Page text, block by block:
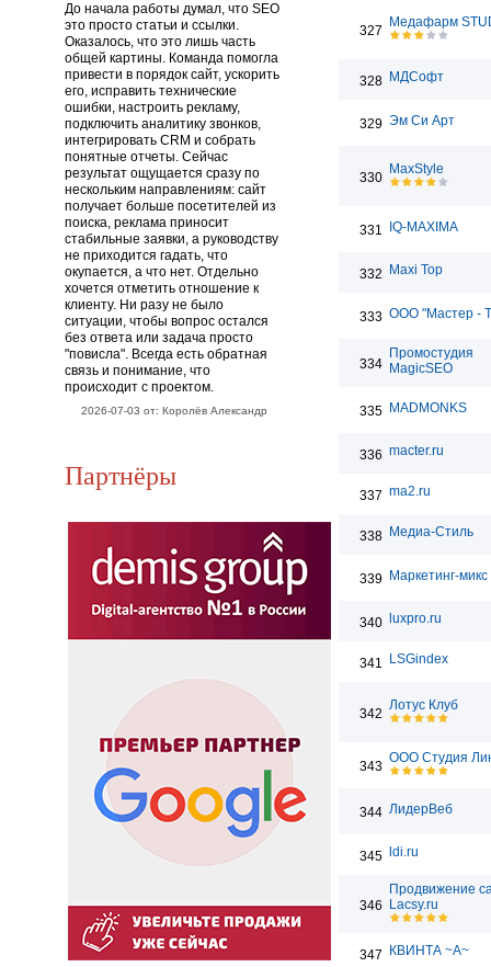
До начала работы думал, что SEO
это просто статьи и ссылки.
Оказалось, что это лишь часть
общей картины. Команда помогла
привести в порядок сайт, ускорить
его, исправить технические
ошибки, настроить рекламу,
подключить аналитику звонков,
интегрировать CRM и собрать
понятные отчеты. Сейчас
результат ощущается сразу по
нескольким направлениям: сайт
получает больше посетителей из
поиска, реклама приносит
стабильные заявки, а руководству
не приходится гадать, что
окупается, а что нет. Отдельно
хочется отметить отношение к
клиенту. Ни разу не было
ситуации, чтобы вопрос остался
без ответа или задача просто
"повисла". Всегда есть обратная
связь и понимание, что
происходит с проектом.
2026-07-03 от: Королёв Александр
Партнёры
327
Медафарм
328 МДСофт
329 Эм Си Арт
330
MaxStyle
331 IQ-MAXIMA
332 Maxi Top
333 ООО "Мастер -
334
Промостудия
MagicSEO
335 MADMONKS
336 macter.ru
337 ma2.ru
338 Медиа-Стиль
339 Маркетинг-микс
340 luxpro.ru
341 LSGindex
342
Лотус Клуб
343
ООО Студия
344 ЛидерВеб
345 ldi.ru
346
Продвижение
Lacsy.ru
347 КВИНТА ~А~